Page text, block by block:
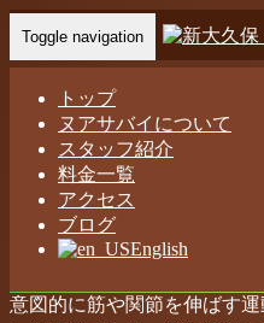
Toggle navigation
トップ
ヌアサバイについて
スタッフ紹介
料金一覧
アクセス
ブログ
English
Home - Our…
タイ古式マッサージ
ストレッチの効果
意図的に筋や関節を伸ばす